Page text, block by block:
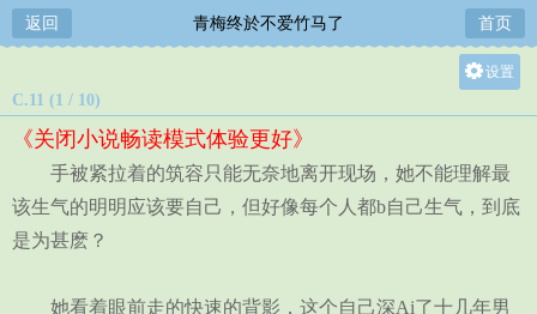
返回 青梅终於不爱竹马了 首页
设置
中
小
C.11 (1 / 10)
《关闭小说畅读模式体验更好》
手被紧拉着的筑容只能无奈地离开现场，她不能理解最
该生气的明明应该要自己，但好像每个人都b自己生气，到底
是为甚麽？
她看着眼前走的快速的背影，这个自己深Ai了十几年男